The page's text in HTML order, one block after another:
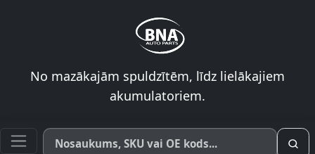
No mazākajām spuldzītēm, līdz lielākajiem
akumulatoriem.
Meklēt pēc produkta nosaukuma, SKU vai OE koda